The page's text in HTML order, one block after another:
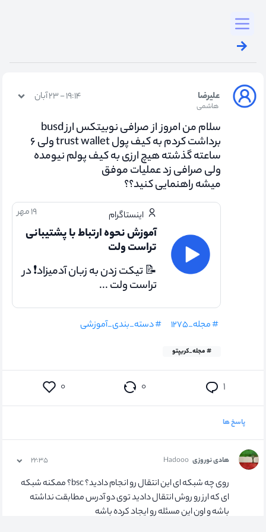
علیرضا
هاشمی
۱۹:۱۴ - ۲۳ آبان
سلام من امروز از صرافی نوبیتکس ارز busd
برداشت کردم به کیف پول trust wallet ولی ۶
ساعته گذشته هیچ ارزی به کیف پولم نیومده
ولی صرافی زد عملیات موفق
میشه راهنمایی کنید؟؟
اینستاگرام ۱۹ مهر
آموزش نحوه ارتباط با پشتیبانی
تراست ولت
📝 تیکت زدن به زبان آدمیزاد❗ در
تراست ولت ...
# مجله_۱۲۷۵ # دسته_بندی_آموزشی
# مجله_کریپتو
۱ ۰ ۰
پاسخ ها
هادی نوروزی Hadooo ۲۲:۳۵
روی چه شبکه ای این انتقال رو انجام دادید؟ bsc؟ ممکنه شبکه
ای که ارز رو روش انتقال دادید توی دو آدرس مطابقت نداشته
باشه و اون این مسئله رو ایجاد کرده باشه